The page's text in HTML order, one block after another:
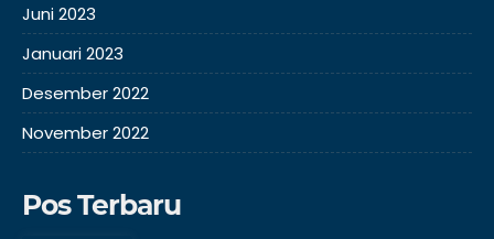
Juni 2023
Januari 2023
Desember 2022
November 2022
Pos Terbaru